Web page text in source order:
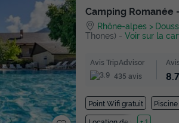
Camping Romanée
Rhône-alpes
Thones) - Voir sur la
Avis TripAdvisor
435 avis
8.7
Point Wifi gratuit